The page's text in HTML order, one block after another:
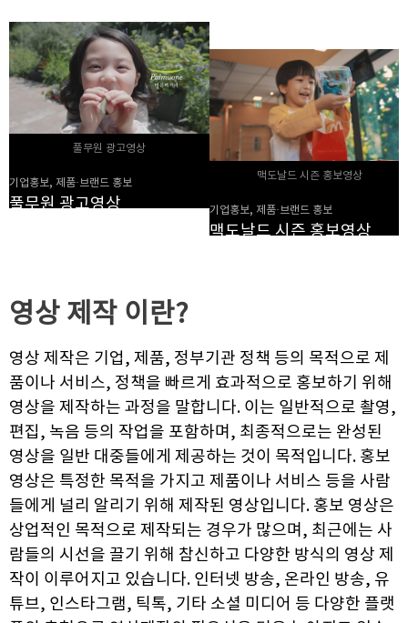
풀무원 광고영상
기업홍보, 제품·브랜드 홍보
풀무원 광고영상
맥도날드 시즌 홍보영상
기업홍보, 제품·브랜드 홍보
맥도날드 시즌 홍보영상
영상 제작 이란?
영상 제작은 기업, 제품, 정부기관 정책 등의 목적으로 제
품이나 서비스, 정책을 빠르게 효과적으로 홍보하기 위해
영상을 제작하는 과정을 말합니다. 이는 일반적으로 촬영,
편집, 녹음 등의 작업을 포함하며, 최종적으로는 완성된
영상을 일반 대중들에게 제공하는 것이 목적입니다. 홍보
영상은 특정한 목적을 가지고 제품이나 서비스 등을 사람
들에게 널리 알리기 위해 제작된 영상입니다. 홍보 영상은
상업적인 목적으로 제작되는 경우가 많으며, 최근에는 사
람들의 시선을 끌기 위해 참신하고 다양한 방식의 영상 제
작이 이루어지고 있습니다. 인터넷 방송, 온라인 방송, 유
튜브, 인스타그램, 틱톡, 기타 소셜 미디어 등 다양한 플랫